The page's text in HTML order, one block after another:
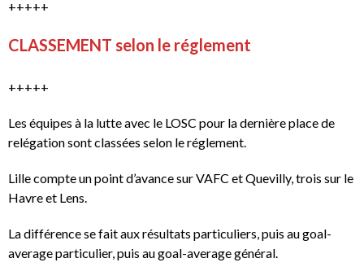
+++++
CLASSEMENT selon le réglement
+++++
Les équipes à la lutte avec le LOSC pour la dernière place de
relégation sont classées selon le réglement.
Lille compte un point d’avance sur VAFC et Quevilly, trois sur le
Havre et Lens.
La différence se fait aux résultats particuliers, puis au goal-
average particulier, puis au goal-average général.